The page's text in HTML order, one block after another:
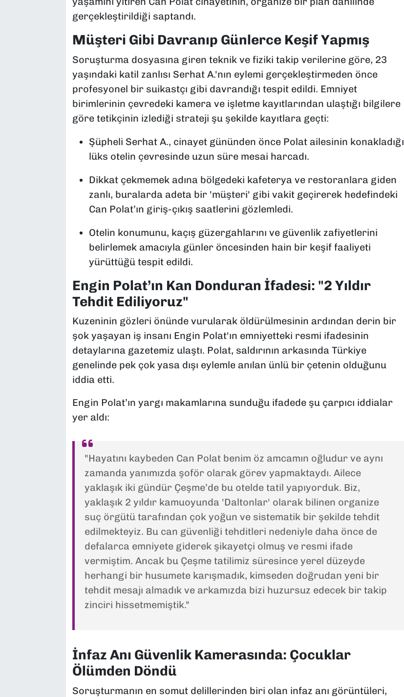
gerçekleştirildiği saptandı.
Müşteri Gibi Davranıp Günlerce Keşif Yapmış
Soruşturma dosyasına giren teknik ve fiziki takip verilerine göre, 23
yaşındaki katil zanlısı Serhat A.'nın eylemi gerçekleştirmeden önce
profesyonel bir suikastçı gibi davrandığı tespit edildi. Emniyet
birimlerinin çevredeki kamera ve işletme kayıtlarından ulaştığı bilgilere
göre tetikçinin izlediği strateji şu şekilde kayıtlara geçti:
Şüpheli Serhat A., cinayet gününden önce Polat ailesinin konakladığı
lüks otelin çevresinde uzun süre mesai harcadı.
Dikkat çekmemek adına bölgedeki kafeterya ve restoranlara giden
zanlı, buralarda adeta bir 'müşteri' gibi vakit geçirerek hedefindeki
Can Polat’ın giriş-çıkış saatlerini gözlemledi.
Otelin konumunu, kaçış güzergahlarını ve güvenlik zafiyetlerini
belirlemek amacıyla günler öncesinden hain bir keşif faaliyeti
yürüttüğü tespit edildi.
Engin Polat’ın Kan Donduran İfadesi: "2 Yıldır
Tehdit Ediliyoruz"
Kuzeninin gözleri önünde vurularak öldürülmesinin ardından derin bir
şok yaşayan iş insanı Engin Polat'ın emniyetteki resmi ifadesinin
detaylarına gazetemiz ulaştı. Polat, saldırının arkasında Türkiye
genelinde pek çok yasa dışı eylemle anılan ünlü bir çetenin olduğunu
iddia etti.
Engin Polat’ın yargı makamlarına sunduğu ifadede şu çarpıcı iddialar
yer aldı:
"Hayatını kaybeden Can Polat benim öz amcamın oğludur ve aynı
zamanda yanımızda şoför olarak görev yapmaktaydı. Ailece
yaklaşık iki gündür Çeşme’de bu otelde tatil yapıyorduk. Biz,
yaklaşık 2 yıldır kamuoyunda 'Daltonlar' olarak bilinen organize
suç örgütü tarafından çok yoğun ve sistematik bir şekilde tehdit
edilmekteyiz. Bu can güvenliği tehditleri nedeniyle daha önce de
defalarca emniyete giderek şikayetçi olmuş ve resmi ifade
vermiştim. Ancak bu Çeşme tatilimiz süresince yerel düzeyde
herhangi bir husumete karışmadık, kimseden doğrudan yeni bir
tehdit mesajı almadık ve arkamızda bizi huzursuz edecek bir takip
zinciri hissetmemiştik."
İnfaz Anı Güvenlik Kamerasında: Çocuklar
Ölümden Döndü
Soruşturmanın en somut delillerinden biri olan infaz anı görüntüleri,